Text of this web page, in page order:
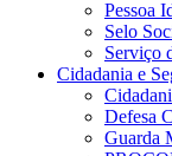
Pessoa
Selo
Serviço
Cidadania e
Defesa
Guarda